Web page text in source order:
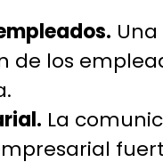
de los
La